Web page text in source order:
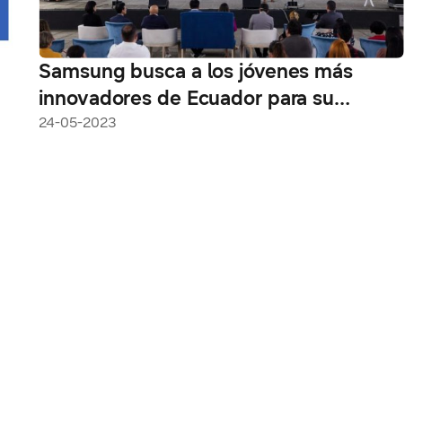
Samsung busca a los jóvenes más
innovadores de Ecuador para su
competencia Solve for Tomorrow
24-05-2023